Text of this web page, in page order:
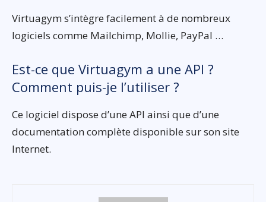
Virtuagym s’intègre facilement à de nombreux
logiciels comme Mailchimp, Mollie, PayPal …
Est-ce que Virtuagym a une API ?
Comment puis-je l’utiliser ?
Ce logiciel dispose d’une API ainsi que d’une
documentation complète disponible sur son site
Internet.